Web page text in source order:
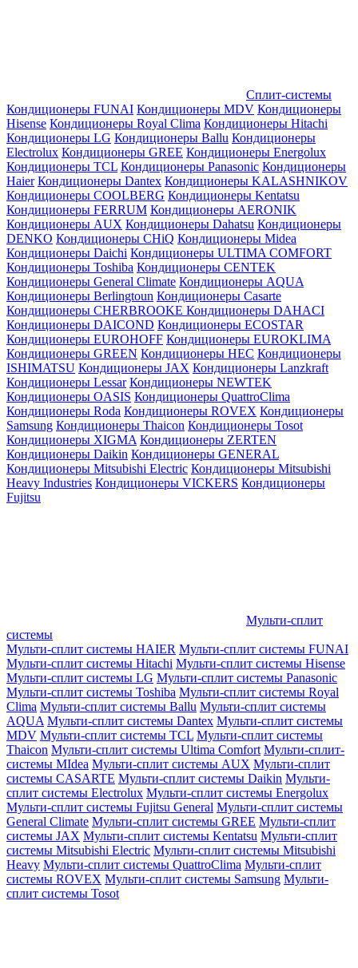
Сплит-системы
Кондиционеры FUNAI Кондиционеры MDV Кондиционеры
Hisense Кондиционеры Royal Clima Кондиционеры Hitachi
Кондиционеры LG Кондиционеры Ballu Кондиционеры
Electrolux Кондиционеры GREE Кондиционеры Energolux
Кондиционеры TCL Кондиционеры Panasonic Кондиционеры
Haier Кондиционеры Dantex Кондиционеры KALASHNIKOV
Кондиционеры СOOLBERG Кондиционеры Kentatsu
Кондиционеры FERRUM Кондиционеры AERONIK
Кондиционеры AUX Кондиционеры Dahatsu Кондиционеры
DENKO Кондиционеры CHiQ Кондиционеры Midea
Кондиционеры Daichi Кондиционеры ULTIMA COMFORT
Кондиционеры Toshiba Кондиционеры CENTEK
Кондиционеры General Climate Кондиционеры AQUA
Кондиционеры Berlingtoun Кондиционеры Casarte
Кондиционеры CHERBROOKE Кондиционеры DAHACI
Кондиционеры DAICOND Кондиционеры ECOSTAR
Кондиционеры EUROHOFF Кондиционеры EUROKLIMA
Кондиционеры GREEN Кондиционеры HEC Кондиционеры
ISHIMATSU Кондиционеры JAX Кондиционеры Lanzkraft
Кондиционеры Lessar Кондиционеры NEWTEK
Кондиционеры OASIS Кондиционеры QuattroClima
Кондиционеры Roda Кондиционеры ROVEX Кондиционеры
Samsung Кондиционеры Thaicon Кондиционеры Tosot
Кондиционеры XIGMA Кондиционеры ZERTEN
Кондиционеры Daikin Кондиционеры GENERAL
Кондиционеры Mitsubishi Electric Кондиционеры Mitsubishi
Heavy Industries Кондиционеры VICKERS Кондиционеры
Fujitsu
Мульти-сплит
системы
Мульти-сплит системы HAIER Мульти-сплит системы FUNAI
Мульти-сплит системы Hitachi Мульти-сплит системы Hisense
Мульти-сплит системы LG Мульти-сплит системы Panasonic
Мульти-сплит системы Toshiba Мульти-сплит системы Royal
Clima Мульти-сплит системы Ballu Мульти-сплит системы
AQUA Мульти-сплит системы Dantex Мульти-сплит системы
MDV Мульти-сплит системы TCL Мульти-сплит системы
Thaicon Мульти-сплит системы Ultima Comfort Мульти-сплит-
системы MIdea Мульти-сплит системы AUX Мульти-сплит
системы CASARTE Мульти-сплит системы Daikin Мульти-
сплит системы Electrolux Мульти-сплит системы Energolux
Мульти-сплит системы Fujitsu General Мульти-сплит системы
General Climate Мульти-сплит системы GREE Мульти-сплит
системы JAX Мульти-сплит системы Kentatsu Мульти-сплит
системы Mitsubishi Electric Мульти-сплит системы Mitsubishi
Heavy Мульти-сплит системы QuattroClima Мульти-сплит
системы ROVEX Мульти-сплит системы Samsung Мульти-
сплит системы Tosot